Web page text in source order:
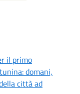
il primo
domani,
città ad